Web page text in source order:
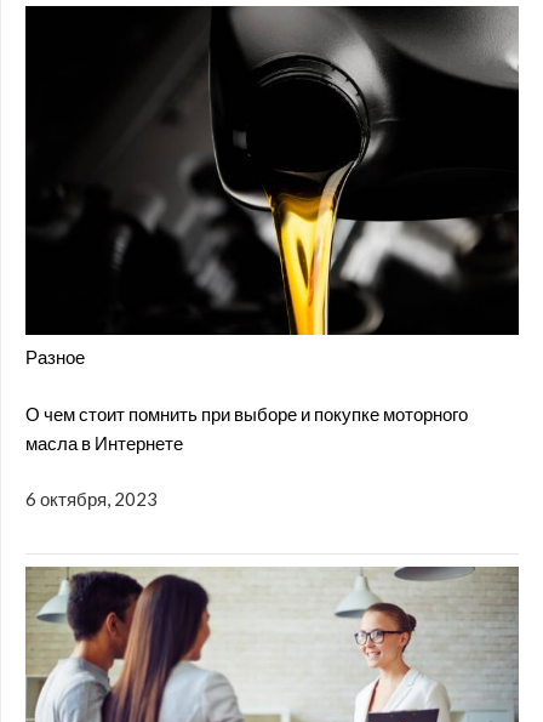
Разное
О чем стоит помнить при выборе и покупке моторного
масла в Интернете
6 октября, 2023